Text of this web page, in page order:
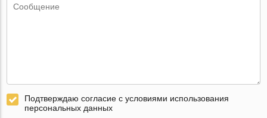
Подтверждаю согласие с условиями использования
персональных данных